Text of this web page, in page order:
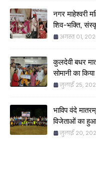
नगर माहेश्वरी
शिव-भक्ति,
अगस्त 01,
कुलदेवी बधर
सोमानी का
जुलाई 25,
भाविप वंदे
विजेताओं का
जुलाई 20,